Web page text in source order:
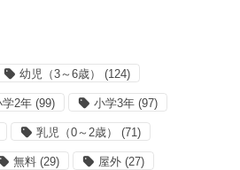
幼児（3～6歳） (124)
学2年 (99) 小学3年 (97)
乳児（0～2歳） (71)
無料 (29) 屋外 (27)